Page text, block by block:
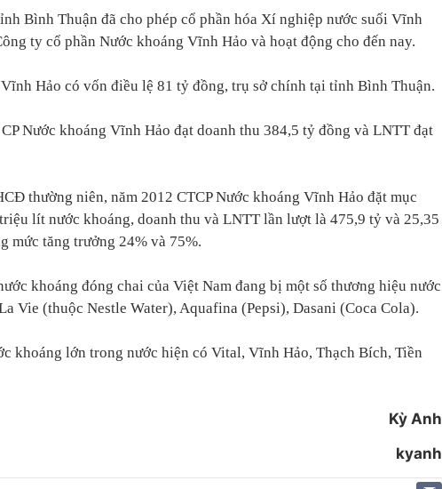
Bình Thuận đã cho phép cổ phần hóa Xí nghiệp nước suối Vĩnh
ty cổ phần Nước khoáng Vĩnh Hảo và hoạt động cho đến nay.
Hảo có vốn điều lệ 81 tỷ đồng, trụ sở chính tại tỉnh Bình Thuận.
Nước khoáng Vĩnh Hảo đạt doanh thu 384,5 tỷ đồng và LNTT đạt
thường niên, năm 2012 CTCP Nước khoáng Vĩnh Hảo đặt mục
lít nước khoáng, doanh thu và LNTT lần lượt là 475,9 tỷ và 25,35
mức tăng trưởng 24% và 75%.
khoáng đóng chai của Việt Nam đang bị một số thương hiệu nước
Vie (thuộc Nestle Water), Aquafina (Pepsi), Dasani (Coca Cola).
khoáng lớn trong nước hiện có Vital, Vĩnh Hảo, Thạch Bích, Tiền
Kỳ Anh
kyanh